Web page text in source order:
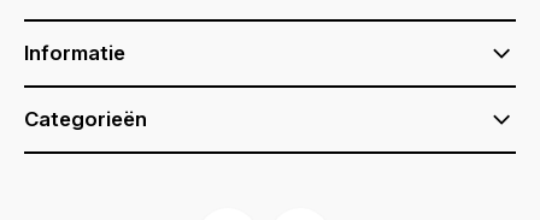
Informatie
Categorieën